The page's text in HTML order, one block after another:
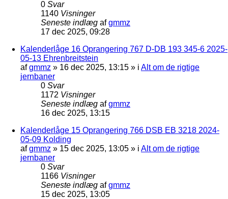
0 Svar
1140 Visninger
Seneste indlæg afgmmz
17 dec 2025, 09:28
Kalenderlåge 16 Oprangering 767 D-DB 193 345-6 2025-
05-13 Ehrenbreitstein
afgmmz » 16 dec 2025, 13:15 » i Alt om de rigtige
jernbaner
0 Svar
1172 Visninger
Seneste indlæg afgmmz
16 dec 2025, 13:15
Kalenderlåge 15 Oprangering 766 DSB EB 3218 2024-
05-09 Kolding
afgmmz » 15 dec 2025, 13:05 » i Alt om de rigtige
jernbaner
0 Svar
1166 Visninger
Seneste indlæg afgmmz
15 dec 2025, 13:05